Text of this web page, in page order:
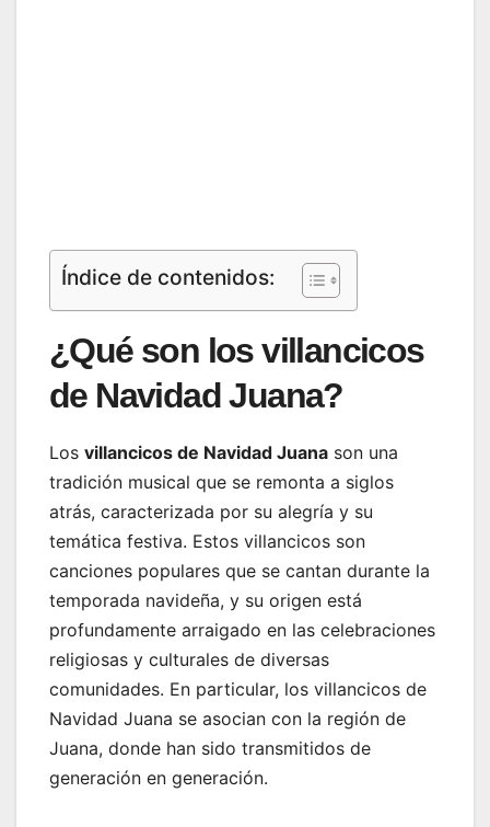
Índice de contenidos:
¿Qué son los villancicos
de Navidad Juana?
Los villancicos de Navidad Juana son una
tradición musical que se remonta a siglos
atrás, caracterizada por su alegría y su
temática festiva. Estos villancicos son
canciones populares que se cantan durante la
temporada navideña, y su origen está
profundamente arraigado en las celebraciones
religiosas y culturales de diversas
comunidades. En particular, los villancicos de
Navidad Juana se asocian con la región de
Juana, donde han sido transmitidos de
generación en generación.